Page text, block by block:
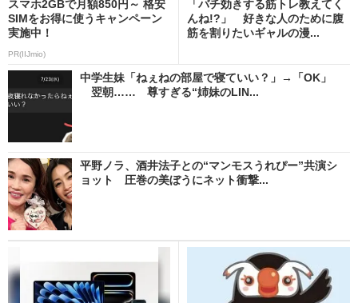
スマホ2GBで月額850円～ 格安
SIMをお得に使うキャンペーン
実施中！
PR(IIJmio)
「バチ効きする筋トレ教えてく
んね!?」 好きな人のために腹
筋を割りたいギャルの漫...
中学生妹「ねぇねの部屋で寝ていい？」→「OK」
翌朝…… 尊すぎる“姉妹のLIN...
平野ノラ、酒井法子との“マンモスうれぴー”共演シ
ョット 圧巻の美ぼうにネット衝撃...